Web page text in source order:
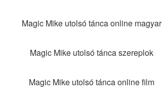
Magic Mike utolsó tánca online magyar
Magic Mike utolsó tánca szereplok
Magic Mike utolsó tánca online film